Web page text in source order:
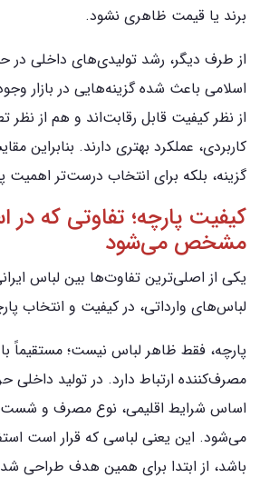
برند یا قیمت ظاهری نشود.
از طرف دیگر، رشد تولیدی‌های داخلی در
اسلامی باعث شده گزینه‌هایی در بازار
از نظر کیفیت قابل رقابت‌اند و هم از نظر
کاربردی، عملکرد بهتری دارند. بنابراین
گزینه، بلکه برای انتخاب درست‌تر اهمیت
کیفیت پارچه؛ تفاوتی که در
مشخص می‌شود
یکی از اصلی‌ترین تفاوت‌ها بین لباس
لباس‌های وارداتی، در کیفیت و انتخاب
پارچه، فقط ظاهر لباس نیست؛ مستقیماً
مصرف‌کننده ارتباط دارد. در تولید داخلی
اساس شرایط اقلیمی، نوع مصرف و
می‌شود. این یعنی لباسی که قرار است
باشد، از ابتدا برای همین هدف طراحی